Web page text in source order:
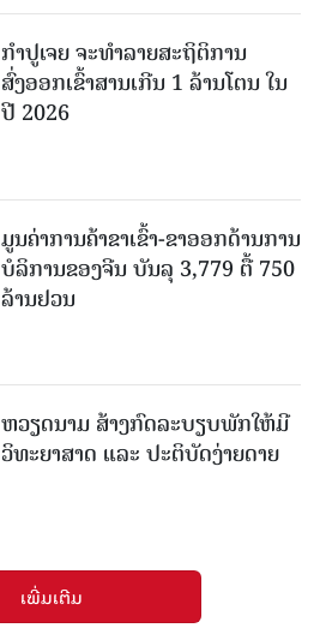
ກຳປູເຈຍ ຈະທຳລາຍສະຖິຕິການ
ສົ່ງອອກເຂົ້າສານເກີນ 1 ລ້ານໂຕນ ໃນ
ປີ 2026
ມູນຄ່າການຄ້າຂາເຂົ້າ-ຂາອອກດ້ານການ
ບໍລິການຂອງຈີນ ບັນລຸ 3,779 ຕື້ 750
ລ້ານຢວນ
ຫວຽດນາມ ສ້າງກົດລະບຽບພັກໃຫ້ມີ
ວິທະຍາສາດ ແລະ ປະຕິບັດງ່າຍດາຍ
ເພີ່ມເຕີມ